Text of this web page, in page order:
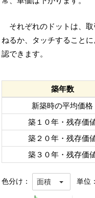
それぞれのドットは、
ねるか、タッチすること
認できます。
築年数
新築時の平均価格
築１０年・残存価
築２０年・残存価
築３０年・残存価
色分け： 面積 単位：